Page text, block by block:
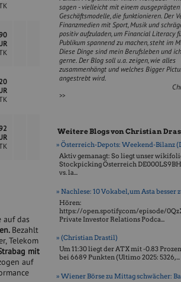
auf das
Bezahlt
Telekom
mit
auf
sagen - vielleicht mit einem
Geschäftsmodelle, die funktionieren. Der
Finanzmedien mit Sport, Musik und
positiv aufzuladen, um Financial Literacy
Publikum spannend zu machen, steht im
Diese Dinge sind mein Berufsleben und
gerne. Der Blog soll u.a. zeigen, wie alles
zusammenhängt und welches Bigger
angestrebt wird.
>>
Weitere Blogs von Christian
» Österreich-Depots: Weekend-Bilanz
Aktiv gemanagt: So liegt unser
Stockpicking Öster­reich
vs. la...
» Nachlese: 10 Vokabel, um Asta besser
Hören:
https://open.spotify.com/episode/
Private Investor Relations Podca...
» (Christian Drastil)
Um 11:30 liegt der ATX mit -0.83
bei 6689 Punkten (Ultimo 2025: 5326, ...
» Wiener Börse zu Mittag schwächer: